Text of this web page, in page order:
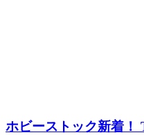
ホビーストック新着！